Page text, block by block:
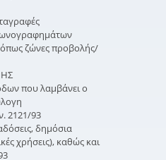
ζώνες προβολής/
που λαμβάνει ο
2121/93
δημόσια
χρήσεις), καθώς και